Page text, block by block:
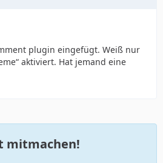
plugin eingefügt. Weiß nur
aktiviert. Hat jemand eine
mitmachen!